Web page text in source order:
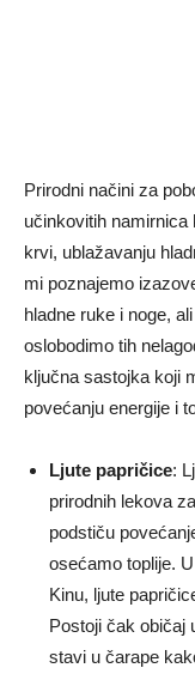
Prirodni načini za
učinkovitih namirnica
krvi, ublažavanju
mi poznajemo
hladne ruke i noge,
oslobodimo tih
ključna sastojka koji
povećanju energije i
Ljute papričice:
prirodnih lekova
podstiču
osećamo toplije.
Kinu, ljute
Postoji čak običaj
stavi u čarape